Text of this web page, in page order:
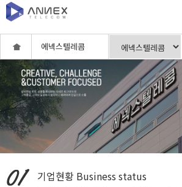
에넥스텔레콤
기업현황 Business status